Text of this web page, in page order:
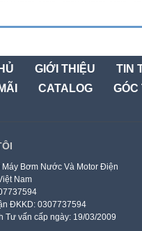
GIỚI THIỆU
TIN
CATALOG
GÓC
Máy Bơm Nước Và Motor Điện
Nam
ĐKKD: 0307737594
Tư vấn cấp ngày: 19/03/2009